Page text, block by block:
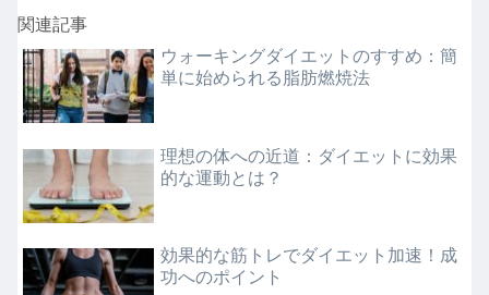
関連記事
ウォーキングダイエットのすすめ：簡
単に始められる脂肪燃焼法
理想の体への近道：ダイエットに効果
的な運動とは？
効果的な筋トレでダイエット加速！成
功へのポイント